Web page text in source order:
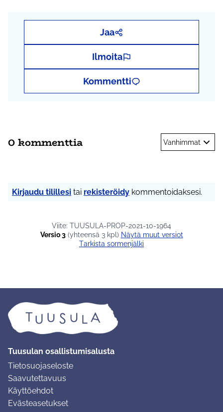
Jaa
Ilmoita
Kommentti
0 kommenttia Vanhimmat
Kirjaudu tilillesi tai rekisteröidy kommentoidaksesi.
Viite: TUUSULA-PROP-2021-10-1964
Versio 3(yhteensä 3 kpl)
näytä muut versiot
Tarkista sormenjälki
Tuusulan osallistumisalusta
Tietosuojaseloste
Saavutettavuus
Käyttöehdot
Evästeasetukset